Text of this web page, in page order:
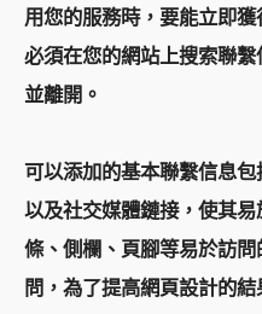
用您的服務時，要能立即
必須在您的網站上搜索聯
並離開。
可以添加的基本聯繫信息
以及社交媒體鏈接，使其
條、側欄、頁腳等易於訪
問，為了提高網頁設計的